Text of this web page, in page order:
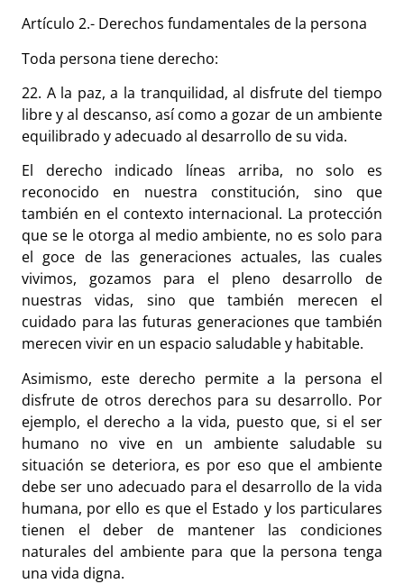
Artículo 2.- Derechos fundamentales de la persona
Toda persona tiene derecho:
22. A la paz, a la tranquilidad, al disfrute del tiempo
libre y al descanso, así como a gozar de un ambiente
equilibrado y adecuado al desarrollo de su vida.
El derecho indicado líneas arriba, no solo es
reconocido en nuestra constitución, sino que
también en el contexto internacional. La protección
que se le otorga al medio ambiente, no es solo para
el goce de las generaciones actuales, las cuales
vivimos, gozamos para el pleno desarrollo de
nuestras vidas, sino que también merecen el
cuidado para las futuras generaciones que también
merecen vivir en un espacio saludable y habitable.
Asimismo, este derecho permite a la persona el
disfrute de otros derechos para su desarrollo. Por
ejemplo, el derecho a la vida, puesto que, si el ser
humano no vive en un ambiente saludable su
situación se deteriora, es por eso que el ambiente
debe ser uno adecuado para el desarrollo de la vida
humana, por ello es que el Estado y los particulares
tienen el deber de mantener las condiciones
naturales del ambiente para que la persona tenga
una vida digna.